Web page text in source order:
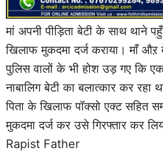
मां अपनी पीड़िता बेटी के साथ थाने
खिलाफ मुकदमा दर्ज कराया। माँ औऱ
पुलिस वालों के भी होश उड़ गए कि एक
नाबालिग बेटी का बलात्कार कर रहा
पिता के खिलाफ पॉक्सो एक्ट सहित
मुकदमा दर्ज कर उसे गिरफ्तार कर
Rapist Father